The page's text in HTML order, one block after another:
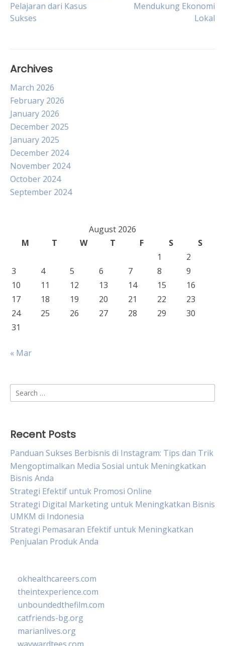
navigation
Pelajaran dari Kasus
Sukses
Mendukung Ekonomi
Lokal
Archives
March 2026
February 2026
January 2026
December 2025
January 2025
December 2024
November 2024
October 2024
September 2024
August 2026
M
T W T F S
S
1
2
3
4 5 6 7 8
9
10
11 12 13 14 15
16
17
18 19 20 21 22
23
24
25 26 27 28 29
30
31
« Mar
Search
for:
Recent Posts
Panduan Sukses Berbisnis di Instagram: Tips dan Trik
Mengoptimalkan Media Sosial untuk Meningkatkan
Bisnis Anda
Strategi Efektif untuk Promosi Online
Strategi Digital Marketing untuk Meningkatkan Bisnis
UMKM di Indonesia
Strategi Pemasaran Efektif untuk Meningkatkan
Penjualan Produk Anda
okhealthcareers.com
theintexperience.com
unboundedthefilm.com
catfriends-bg.org
marianlives.org